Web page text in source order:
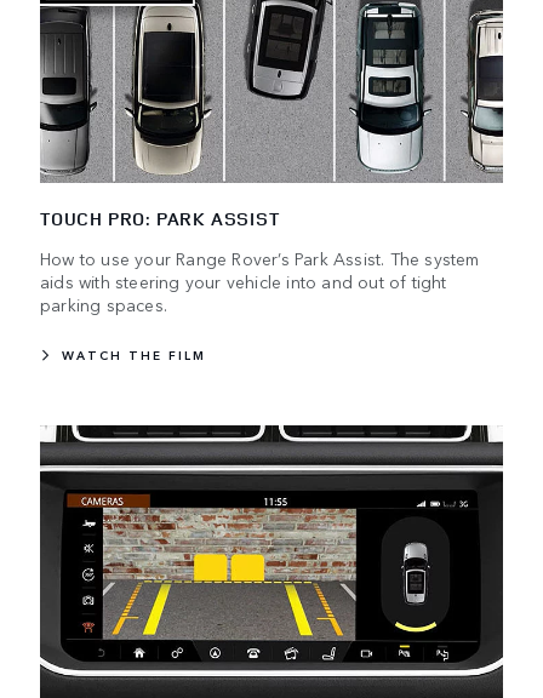
TOUCH PRO: PARK ASSIST
How to use your Range Rover’s Park Assist. The system
aids with steering your vehicle into and out of tight
parking spaces.
WATCH THE FILM